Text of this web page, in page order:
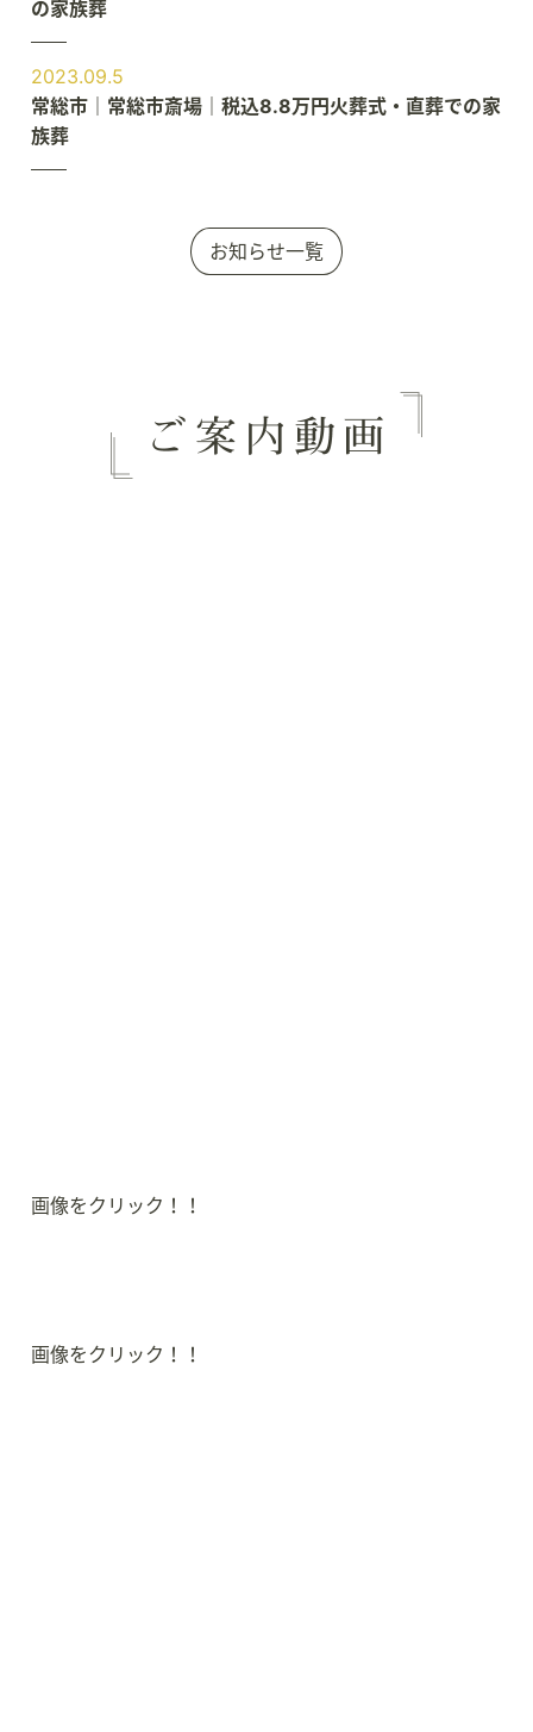
の家族葬
2023.09.5
常総市｜常総市斎場｜税込8.8万円火葬式・直葬での家
族葬
お知らせ一覧
画像をクリック！！
画像をクリック！！